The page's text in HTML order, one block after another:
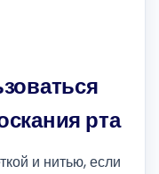
рта
и нитью, если